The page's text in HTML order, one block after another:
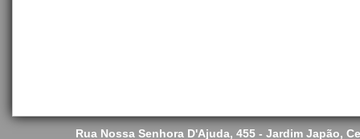
Rua Nossa Senhora D'Ajuda, 455 - Jardim Japão,